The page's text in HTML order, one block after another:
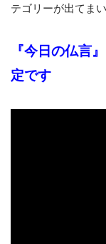
テゴリーが出てま
『今日の仏言
定です